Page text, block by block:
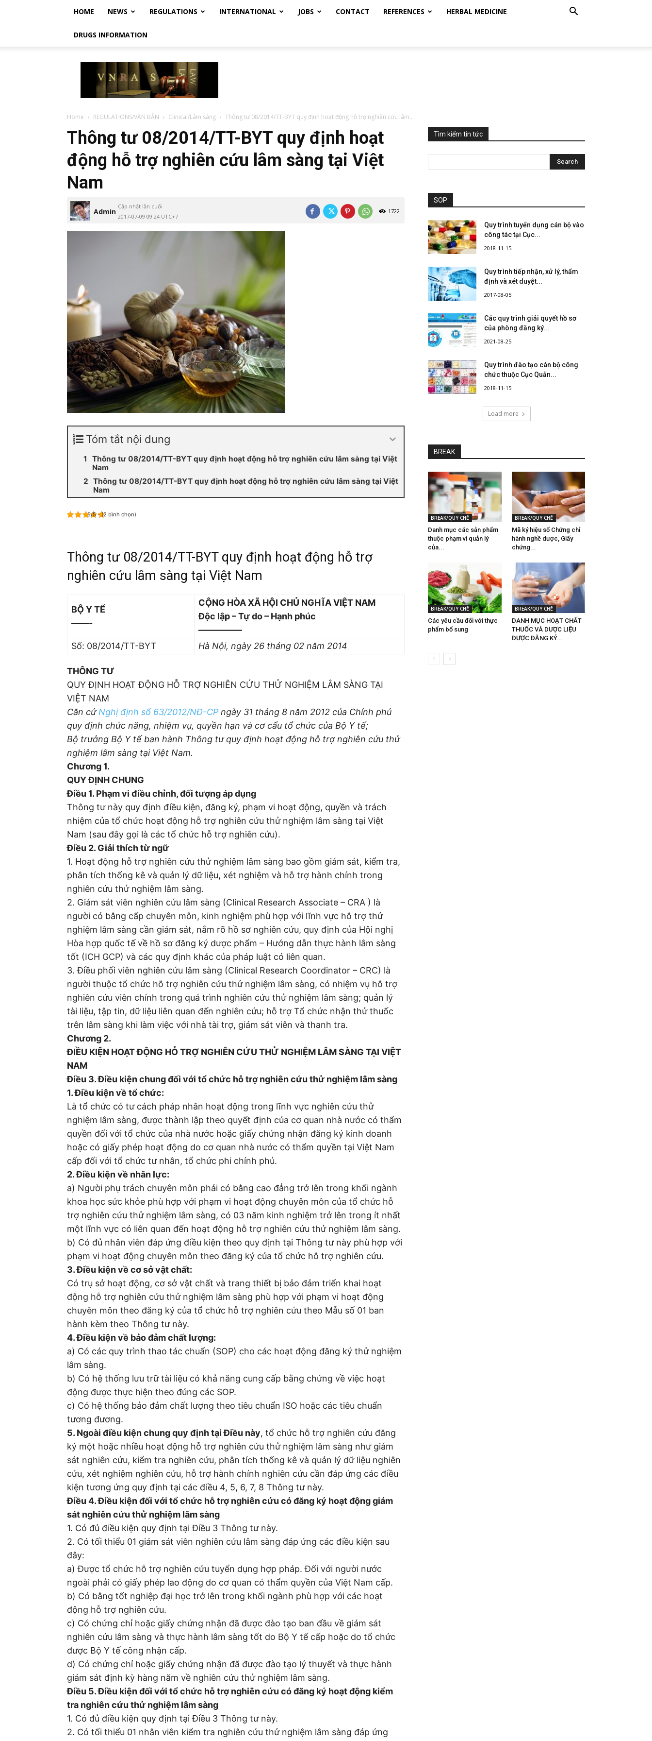
HOME NEWS REGULATIONS INTERNATIONAL JOBS CONTACT REFERENCES HERBAL MEDICINE
DRUGS INFORMATION
Vietnam
Regulatory
Affairs
Society
Luật
Việt
Nam
Home REGULATIONS/VĂN BẢN Clinical/Lâm sàng Thông tư 08/2014/TT-BYT quy định hoạt động hỗ trợ nghiên cứu lâm...
Thông tư 08/2014/TT-BYT quy định hoạt
động hỗ trợ nghiên cứu lâm sàng tại Việt
Nam
Admin
Cập nhật lần cuối
2017-07-09 09:24 UTC+7
1722
Tóm tắt nội dung
Thông tư 08/2014/TT-BYT quy định hoạt động hỗ trợ nghiên cứu lâm sàng tại Việt
Nam
Thông tư 08/2014/TT-BYT quy định hoạt động hỗ trợ nghiên cứu lâm sàng tại Việt
Nam
5/5 - (2 bình chọn)
Thông tư 08/2014/TT-BYT quy định hoạt động hỗ trợ
nghiên cứu lâm sàng tại Việt Nam
BỘ Y TẾ
——-
CỘNG HÒA XÃ HỘI CHỦ NGHĨA VIỆT NAM
Độc lập – Tự do – Hạnh phúc
—————
Số: 08/2014/TT-BYT
Hà Nội, ngày 26 tháng 02 năm 2014
THÔNG TƯ
QUY ĐỊNH HOẠT ĐỘNG HỖ TRỢ NGHIÊN CỨU THỬ NGHIỆM LÂM SÀNG TẠI
VIỆT NAM
Căn cứNghị định số 63/2012/NĐ-CP ngày 31 tháng 8 năm 2012 của Chính phủ
quy định chức năng, nhiệm vụ, quyền hạn và cơ cẩu tổ chức của Bộ Y tế;
Bộ trưởng Bộ Y tế ban hành Thông tư quy định hoạt động hỗ trợ nghiên cứu thử
nghiệm lâm sàng tại Việt Nam.
Chương 1.
QUY ĐỊNH CHUNG
Điều 1. Phạm vi điều chỉnh, đối tượng áp dụng
Thông tư này quy định điều kiện, đăng ký, phạm vi hoạt động, quyền và trách
nhiệm của tổ chức hoạt động hỗ trợ nghiên cứu thử nghiệm lâm sàng tại Việt
Nam (sau đây gọi là các tổ chức hỗ trợ nghiên cứu).
Điều 2. Giải thích từ ngữ
1. Hoạt động hỗ trợ nghiên cứu thử nghiệm lâm sàng bao gồm giám sát, kiểm tra,
phân tích thống kê và quản lý dữ liệu, xét nghiệm và hỗ trợ hành chính trong
nghiên cứu thử nghiệm lâm sàng.
2. Giám sát viên nghiên cứu lâm sàng (Clinical Research Associate – CRA ) là
người có bằng cấp chuyên môn, kinh nghiệm phù hợp với lĩnh vực hỗ trợ thử
nghiệm lâm sàng cần giám sát, nắm rõ hồ sơ nghiên cứu, quy định của Hội nghị
Hòa hợp quốc tế về hồ sơ đăng ký dược phẩm – Hướng dẫn thực hành lâm sàng
tốt (ICH GCP) và các quy định khác của pháp luật có liên quan.
3. Điều phối viên nghiên cứu lâm sàng (Clinical Research Coordinator – CRC) là
người thuộc tổ chức hỗ trợ nghiên cứu thử nghiệm lâm sàng, có nhiệm vụ hỗ trợ
nghiên cứu viên chính trong quá trình nghiên cứu thử nghiệm lâm sàng; quản lý
tài liệu, tập tin, dữ liệu liên quan đến nghiên cứu; hỗ trợ Tổ chức nhận thử thuốc
trên lâm sàng khi làm việc với nhà tài trợ, giám sát viên và thanh tra.
Chương 2.
ĐIỀU KIỆN HOẠT ĐỘNG HỖ TRỢ NGHIÊN CỨU THỬ NGHIỆM LÂM SÀNG TẠI VIỆT
NAM
Điều 3. Điều kiện chung đối với tổ chức hỗ trợ nghiên cứu thử nghiệm lâm sàng
1. Điều kiện về tổ chức:
Là tổ chức có tư cách pháp nhân hoạt động trong lĩnh vực nghiên cứu thử
nghiệm lâm sàng, được thành lập theo quyết định của cơ quan nhà nước có thẩm
quyền đối với tổ chức của nhà nước hoặc giấy chứng nhận đăng ký kinh doanh
hoặc có giấy phép hoạt động do cơ quan nhà nước có thẩm quyền tại Việt Nam
cấp đối với tổ chức tư nhân, tổ chức phi chính phủ.
2. Điều kiện về nhân lực:
a) Người phụ trách chuyên môn phải có bằng cao đẳng trở lên trong khối ngành
khoa học sức khỏe phù hợp với phạm vi hoạt động chuyên môn của tổ chức hỗ
trợ nghiên cứu thử nghiệm lâm sàng, có 03 năm kinh nghiệm trở lên trong ít nhất
một lĩnh vực có liên quan đến hoạt động hỗ trợ nghiên cứu thử nghiệm lâm sàng.
b) Có đủ nhân viên đáp ứng điều kiện theo quy định tại Thông tư này phù hợp với
phạm vi hoạt động chuyên môn theo đăng ký của tổ chức hỗ trợ nghiên cứu.
3. Điều kiện về cơ sở vật chất:
Có trụ sở hoạt động, cơ sở vật chất và trang thiết bị bảo đảm triển khai hoạt
động hỗ trợ nghiên cứu thử nghiệm lâm sàng phù hợp với phạm vi hoạt động
chuyên môn theo đăng ký của tổ chức hỗ trợ nghiên cứu theo Mẫu số 01 ban
hành kèm theo Thông tư này.
4. Điều kiện về bảo đảm chất lượng:
a) Có các quy trình thao tác chuẩn (SOP) cho các hoạt động đăng ký thử nghiệm
lâm sàng.
b) Có hệ thống lưu trữ tài liệu có khả năng cung cấp bằng chứng về việc hoạt
động được thực hiện theo đúng các SOP.
c) Có hệ thống bảo đảm chất lượng theo tiêu chuẩn ISO hoặc các tiêu chuẩn
tương đương.
5. Ngoài điều kiện chung quy định tại Điều này, tổ chức hỗ trợ nghiên cứu đăng
ký một hoặc nhiều hoạt động hỗ trợ nghiên cứu thử nghiệm lâm sàng như giám
sát nghiên cứu, kiểm tra nghiên cứu, phân tích thống kê và quản lý dữ liệu nghiên
cứu, xét nghiệm nghiên cứu, hỗ trợ hành chính nghiên cứu cần đáp ứng các điều
kiện tương ứng quy định tại các điều 4, 5, 6, 7, 8 Thông tư này.
Điều 4. Điều kiện đối với tổ chức hỗ trợ nghiên cứu có đăng ký hoạt động giám
sát nghiên cứu thử nghiệm lâm sàng
1. Có đủ điều kiện quy định tại Điều 3 Thông tư này.
2. Có tối thiểu 01 giám sát viên nghiên cứu lâm sàng đáp ứng các điều kiện sau
đây:
a) Được tổ chức hỗ trợ nghiên cứu tuyển dụng hợp pháp. Đối với người nước
ngoài phải có giấy phép lao động do cơ quan có thẩm quyền của Việt Nam cấp.
b) Có bằng tốt nghiệp đại học trở lên trong khối ngành phù hợp với các hoạt
động hỗ trợ nghiên cứu.
c) Có chứng chỉ hoặc giấy chứng nhận đã được đào tạo ban đầu về giám sát
nghiên cứu lâm sàng và thực hành lâm sàng tốt do Bộ Y tế cấp hoặc do tổ chức
được Bộ Y tế công nhận cấp.
d) Có chứng chỉ hoặc giấy chứng nhận đã được đào tạo lý thuyết và thực hành
giám sát định kỳ hàng năm về nghiên cứu thử nghiệm lâm sàng.
Điều 5. Điều kiện đối với tổ chức hỗ trợ nghiên cứu có đăng ký hoạt động kiểm
tra nghiên cứu thử nghiệm lâm sàng
1. Có đủ điều kiện quy định tại Điều 3 Thông tư này.
2. Có tối thiểu 01 nhân viên kiểm tra nghiên cứu thử nghiệm lâm sàng đáp ứng
Tìm kiếm tin tức
SOP
Quy trình tuyển dụng cán bộ vào
công tác tại Cục...
2018-11-15
Quy trình tiếp nhận, xử lý, thẩm
định và xét duyệt...
2017-08-05
Các quy trình giải quyết hồ sơ
của phòng đăng ký...
2021-08-25
Quy trình đào tạo cán bộ công
chức thuộc Cục Quản...
2018-11-15
Load more
BREAK
BREAK/QUY CHẾ
Danh mục các sản phẩm
thuộc phạm vi quản lý
của...
BREAK/QUY CHẾ
Mã ký hiệu số Chứng chỉ
hành nghề dược, Giấy
chứng...
BREAK/QUY CHẾ
Các yêu cầu đối với thực
phẩm bổ sung
BREAK/QUY CHẾ
DANH MỤC HOẠT CHẤT
THUỐC VÀ DƯỢC LIỆU
ĐƯỢC ĐĂNG KÝ...